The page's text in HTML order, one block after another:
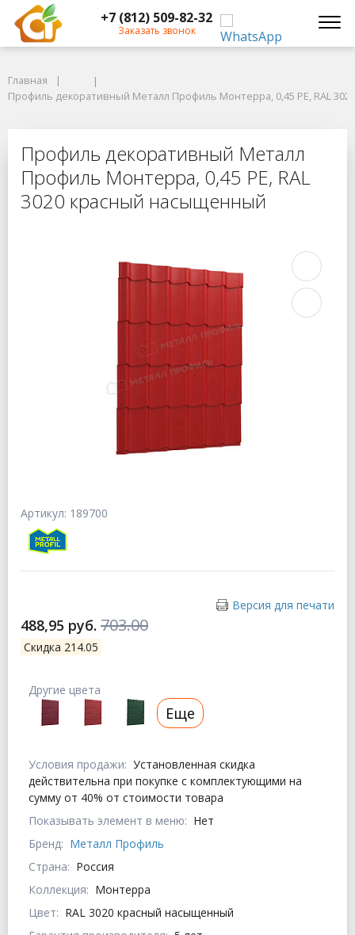
+7 (812) 509-82-32
Заказать звонок
Профиль декоративный Металл Профиль Монтерра, 0,45 PE, RAL
Профиль декоративный Металл
Главная
Профиль декоративный Металл Профиль Монтерра, 0,45 PE, RAL
Профиль декоративный Металл
Профиль Монтерра, 0,45 PE, RAL
3020 красный насыщенный
Артикул: 189700
Версия для печати
488,95 руб. 703.00
Скидка 214.05
Условия продажи: Установленная скидка
действительна при покупке с комплектующими на
сумму от 40% от стоимости товара
Показывать элемент в меню: Нет
Бренд: Металл Профиль
Страна: Россия
Коллекция: Монтерра
Цвет: RAL 3020 красный насыщенный
Другие цвета
Еще